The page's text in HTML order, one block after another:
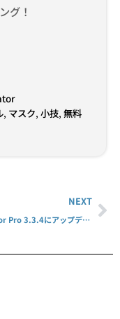
グ！
, マスク, 小技, 無料
NEXT
Elementor Pro 3.3.4にアップデート